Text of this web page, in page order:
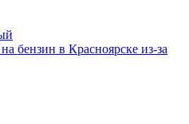
бензин в Красноярске из-за